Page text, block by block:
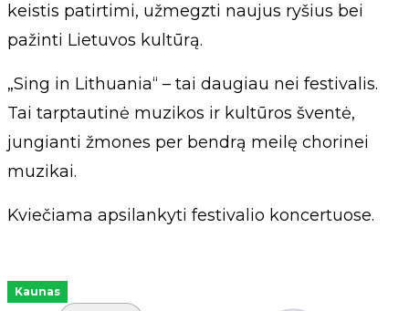
keistis patirtimi, užmegzti naujus ryšius bei
pažinti Lietuvos kultūrą.
„Sing in Lithuania“ – tai daugiau nei festivalis.
Tai tarptautinė muzikos ir kultūros šventė,
jungianti žmones per bendrą meilę chorinei
muzikai.
Kviečiama apsilankyti festivalio koncertuose.
Kaunas